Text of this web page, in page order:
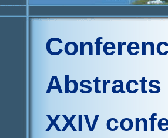
Abstracts
XXIV